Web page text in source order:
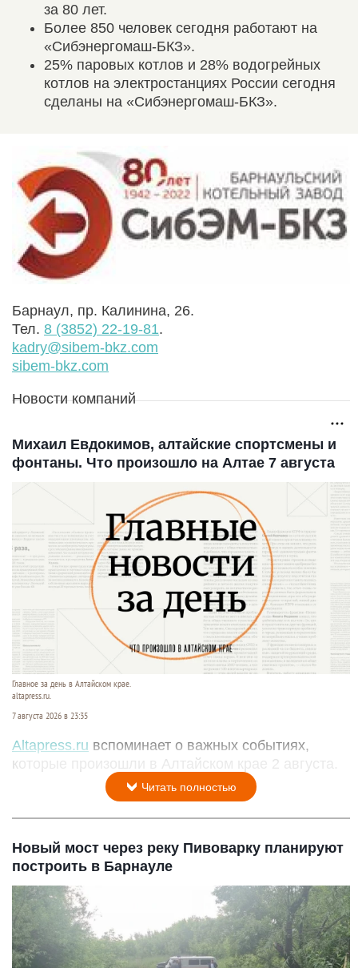
за 80 лет.
Более 850 человек сегодня работают на
«Сибэнергомаш-­БКЗ».
25% паровых котлов и 28% водогрейных
котлов на электростанциях России сегодня
сделаны на «Сибэнергомаш-­БКЗ».
Барнаул, пр. Калинина, 26.
Тел. 8 (3852) 22-19-81.
kadry@sibem-bkz.com
sibem-bkz.com
Новости компаний
Михаил Евдокимов, алтайские спортсмены и
фонтаны. Что произошло на Алтае 7 августа
Главное за день в Алтайском крае.
altapress.ru.
7 августа 2026 в 23:35
Altapress.ru вспоминает о важных событиях,
которые произошли в Алтайском крае 2 августа.
Читать полностью
Новый мост через реку Пивоварку планируют
построить в Барнауле